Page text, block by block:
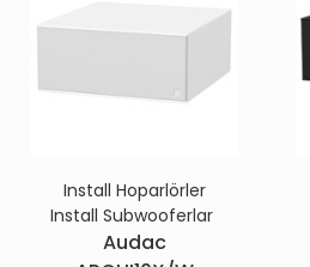
Install Hoparlörler
Install Subwooferlar
Audac